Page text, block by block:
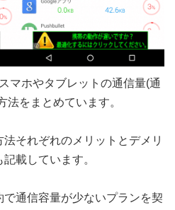
マホやタブレットの通信量(通
法をまとめています。
それぞれのメリットとデメリ
載しています。
通信容量が少ないプランを契